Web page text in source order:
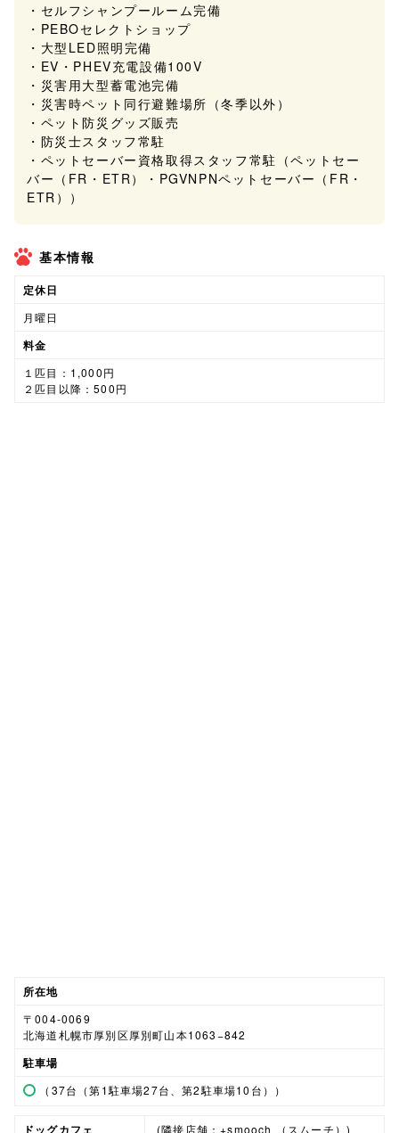
・セルフシャンプールーム完備
・PEBOセレクトショップ
・大型LED照明完備
・EV・PHEV充電設備100V
・災害用大型蓄電池完備
・災害時ペット同行避難場所（冬季以外）
・ペット防災グッズ販売
・防災士スタッフ常駐
・ペットセーバー資格取得スタッフ常駐（ペットセー
バー（FR・ETR）・PGVNPNペットセーバー（FR・
ETR））
基本情報
定休日
月曜日
料金
１匹目：1,000円
２匹目以降：500円
所在地
〒004-0069
北海道札幌市厚別区厚別町山本1063−842
駐車場
（37台（第1駐車場27台、第2駐車場10台））
ドッグカフェ (隣接店舗：+smooch （スムーチ）)